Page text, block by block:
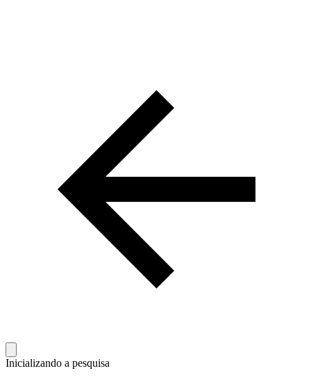
Inicializando a pesquisa